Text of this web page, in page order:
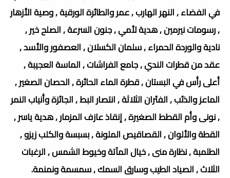
في الفضاء , النهر الهارب , عمر والطائرة الورقية , وصية الأزهار
, رسومات نيرمين , هدية لأمي , جنون السرعة , الصلح خير ,
نادية والوردة الحمراء , سلمان الكسلان , العصفور والأسد ,
عقد من قطرات الندي , جامع الفراشات , الماسة العجيبة ,
أعلى رأس في البستان , قطرة الماء الحائرة , الحصان الصغير ,
الماعز والذئب , الفئران الثلاثة , انتصار البط , الجائزة وأنياب النمر
, نونى وأم القطط الصغيرة , إنقاذ عازف المزمار , هدية ياسر ,
القطة والألوان , القصاقيص الملونة , بسبسة والكلب زيزو ,
الطلمبة , نظارة منى , خيال المآتة وخيوط الشمس , الرغبات
الثلاث , الصياد الطيب وسارق السمك , سمسمة ونمنمة.